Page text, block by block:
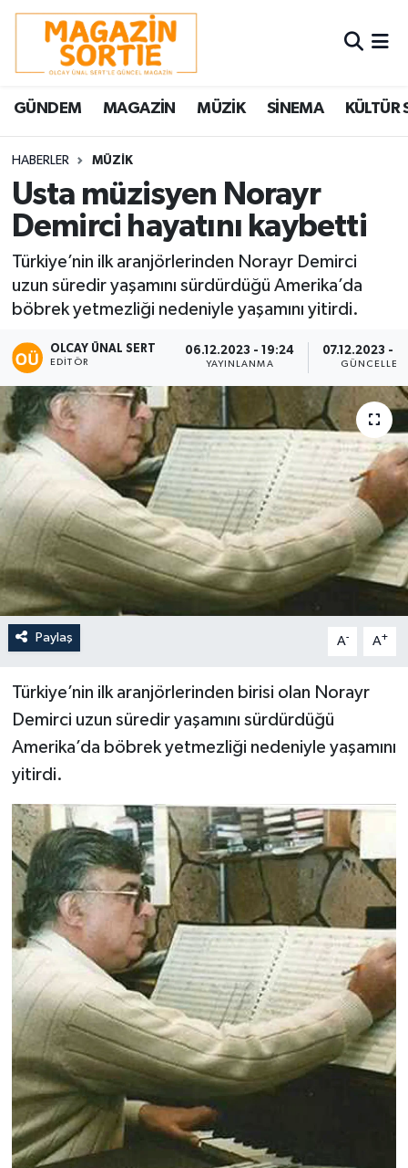
GÜNDEM MAGAZİN MÜZİK SİNEMA KÜLTÜR
HABERLER MÜZİK
Usta müzisyen Norayr
Demirci hayatını kaybetti
Türkiye’nin ilk aranjörlerinden Norayr Demirci
uzun süredir yaşamını sürdürdüğü Amerika’da
böbrek yetmezliği nedeniyle yaşamını yitirdi.
OLCAY ÜNAL SERT
EDITÖR
06.12.2023 - 19:24
YAYINLANMA
07.12.2023 -
Paylaş A- A+
Türkiye’nin ilk aranjörlerinden birisi olan Norayr
Demirci uzun süredir yaşamını sürdürdüğü
Amerika’da böbrek yetmezliği nedeniyle yaşamını
yitirdi.
Nöbetçi Eczaneler
Hava Durumu
Trafik Durumu
Süper Lig Puan Durumu ve Fikstür
Tüm Manşetler
Son Dakika Haberleri
Haber Arşivi